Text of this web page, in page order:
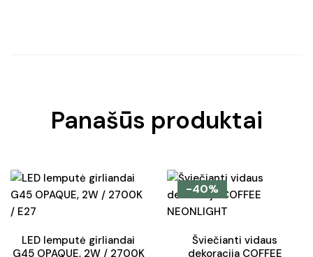
Panašūs produktai
LED lemputė girliandai
G45 OPAQUE, 2W / 2700K
-40%
Šviečianti vidaus
dekoracija COFFEE